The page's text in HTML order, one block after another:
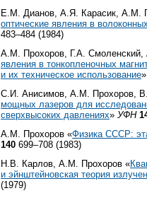
Е.М. Дианов, А.Я. Карасик, А.М.
оптические явления в
483–484 (1984)
А.М. Прохоров, Г.А. Смоленский,
явления в тонкопленочных
и их техническое использование»
С.И. Анисимов, А.М. Прохоров,
мощных лазеров для
сверхвысоких давлениях» УФН
А.М. Прохоров «Физика СССР:
140 699–708 (1983)
Н.В. Карлов, А.М. Прохоров «
и эйнштейновская теория
(1979)